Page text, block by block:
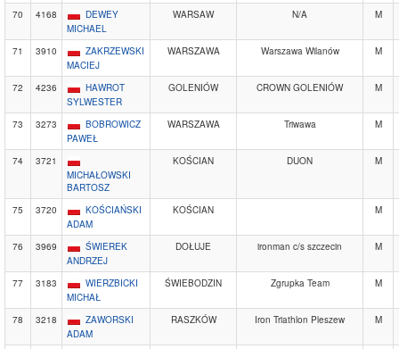
70 4168
DEWEY
MICHAEL
WARSAW N/A M
71 3910
ZAKRZEWSKI
MACIEJ
WARSZAWA Warszawa Wilanów M
72 4236
HAWROT
SYLWESTER
GOLENIÓW CROWN GOLENIÓW M
73 3273
BOBROWICZ
PAWEŁ
WARSZAWA Triwawa M
74
3721
MICHAŁOWSKI
BARTOSZ
KOŚCIAN DUON M
75 3720
KOŚCIAŃSKI
ADAM
KOŚCIAN M
76 3969
ŚWIEREK
ANDRZEJ
DOŁUJE ironman c/s szczecin M
77 3183
WIERZBICKI
MICHAŁ
ŚWIEBODZIN Zgrupka Team M
78 3218
ZAWORSKI
ADAM
RASZKÓW Iron Triathlon Pleszew M